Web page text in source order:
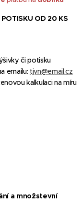
OD 20 KS
či potisku
emailu: tjvn@email.cz
kalkulaci na míru
a množstevní